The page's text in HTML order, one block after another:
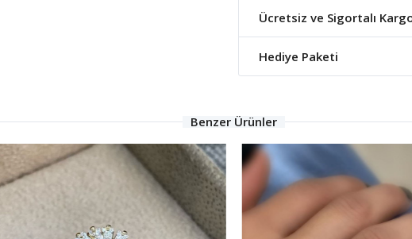
Ücretsiz ve Sigortalı
Hediye Paketi
Benzer Ürünler